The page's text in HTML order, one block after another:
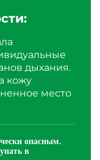
дыхания.
кожу
место
опасным.
в